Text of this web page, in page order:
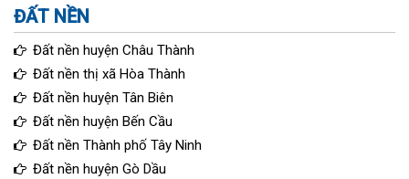
ĐẤT NỀN
Đất nền huyện Châu Thành
Đất nền thị xã Hòa Thành
Đất nền huyện Tân Biên
Đất nền huyện Bến Cầu
Đất nền Thành phố Tây Ninh
Đất nền huyện Gò Dầu